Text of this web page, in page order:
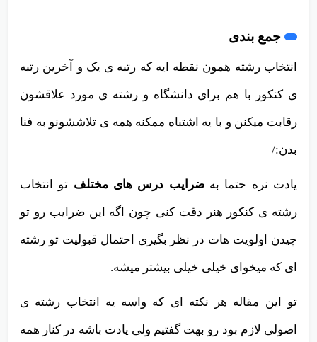
جمع بندی
انتخاب رشته همون نقطه ایه که رتبه ی یک و آخرین رتبه
ی کنکور با هم برای دانشگاه و رشته ی مورد علاقشون
رقابت میکنن و با یه اشتباه ممکنه همه ی تلاششونو به فنا
بدن:/
یادت نره حتما بهضرایب درس های مختلف تو انتخاب
رشته ی کنکور هنر دقت کنی چون اگه این ضرایب رو تو
چیدن اولویت هات در نظر بگیری احتمال قبولیت تو رشته
ای که میخوای خیلی خیلی بیشتر میشه.
تو این مقاله هر نکته ای که واسه یه انتخاب رشته ی
اصولی لازم بود رو بهت گفتیم ولی یادت باشه در کنار همه